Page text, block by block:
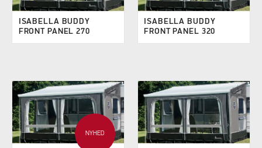
ISABELLA BUDDY
FRONT PANEL 270
ISABELLA BUDDY
FRONT PANEL 320
NYHED